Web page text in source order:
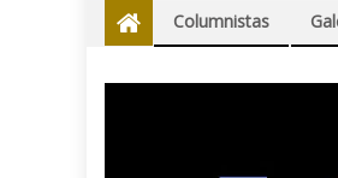
Columnistas